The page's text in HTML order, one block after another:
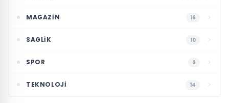
MAGAZIN 16
SAGLIK 10
SPOR 9
TEKNOLOJI 14